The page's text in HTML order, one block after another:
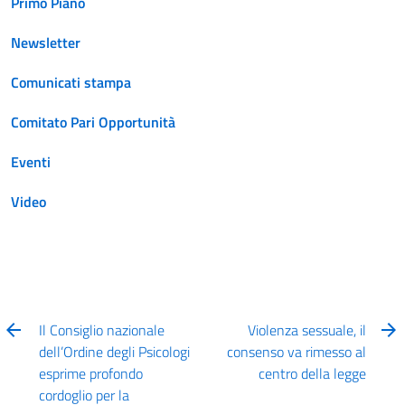
Newsletter
Comunicati stampa
Comitato Pari Opportunità
Eventi
Video
Il Consiglio nazionale
dell’Ordine degli Psicologi
esprime profondo
cordoglio per la
Violenza sessuale, il
consenso va rimesso al
centro della legge